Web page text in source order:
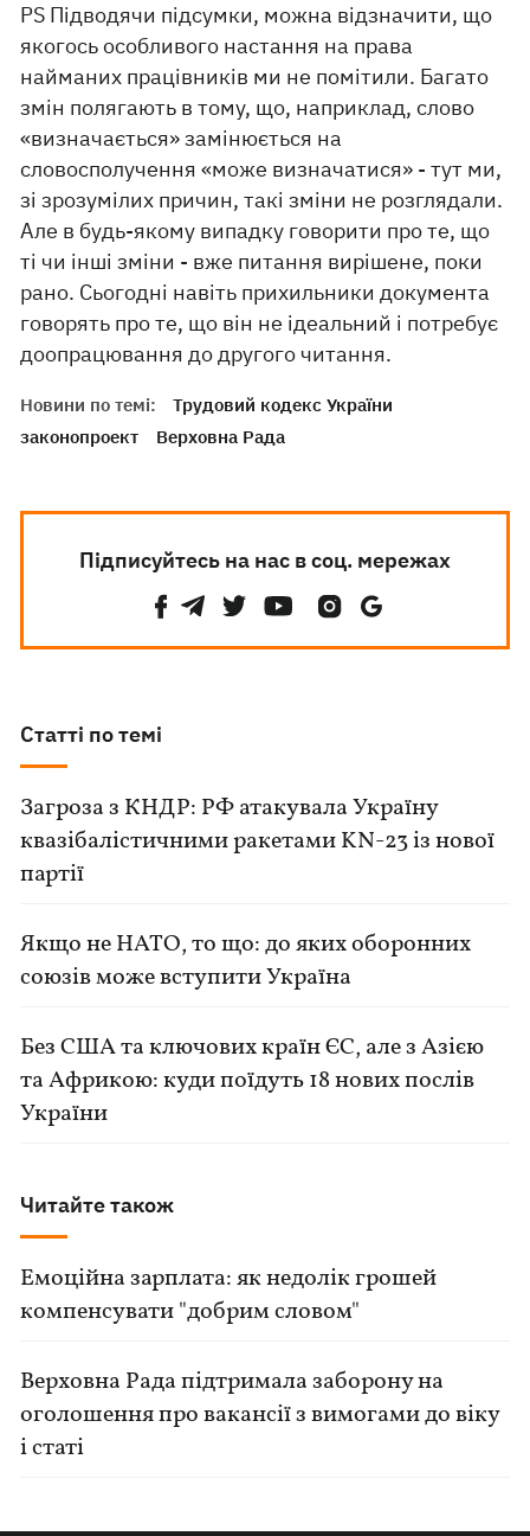
PS Підводячи підсумки, можна відзначити, що
якогось особливого настання на права
найманих працівників ми не помітили. Багато
змін полягають в тому, що, наприклад, слово
«визначається» замінюється на
словосполучення «може визначатися» - тут ми,
зі зрозумілих причин, такі зміни не розглядали.
Але в будь-якому випадку говорити про те, що
ті чи інші зміни - вже питання вирішене, поки
рано. Сьогодні навіть прихильники документа
говорять про те, що він не ідеальний і потребує
доопрацювання до другого читання.
Новини по темі:
Трудовий кодекс України
законопроект
Верховна Рада
Підписуйтесь на нас в соц. мережах
Статті по темі
Загроза з КНДР: РФ атакувала Україну
квазібалістичними ракетами KN-23 із нової
партії
Якщо не НАТО, то що: до яких оборонних
союзів може вступити Україна
Без США та ключових країн ЄС, але з Азією
та Африкою: куди поїдуть 18 нових послів
України
Читайте також
Емоційна зарплата: як недолік грошей
компенсувати "добрим словом"
Верховна Рада підтримала заборону на
оголошення про вакансії з вимогами до віку
і статі